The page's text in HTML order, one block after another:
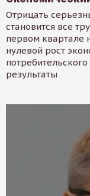
Отрицать
становится все
первом квартале
нулевой рост
результаты